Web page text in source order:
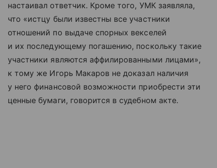
настаивал ответчик. Кроме того, УМК заявляла,
что «истцу были известны все участники
отношений по выдаче спорных векселей
и их последующему погашению, поскольку такие
участники являются аффилированными лицами»,
к тому же Игорь Макаров не доказал наличия
у него финансовой возможности приобрести эти
ценные бумаги, говорится в судебном акте.